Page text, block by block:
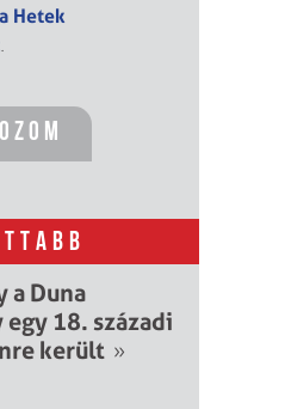
Hetek
a Duna
18. századi
került »